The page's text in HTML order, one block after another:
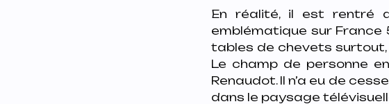
En réalité, il est rentré
emblématique sur France
tables de chevets surtout,
Le champ de personne
Renaudot. Il n’a eu de
dans le paysage